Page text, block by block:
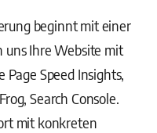
beginnt mit einer
uns Ihre Website mit
Page Speed Insights,
Search Console.
mit konkreten